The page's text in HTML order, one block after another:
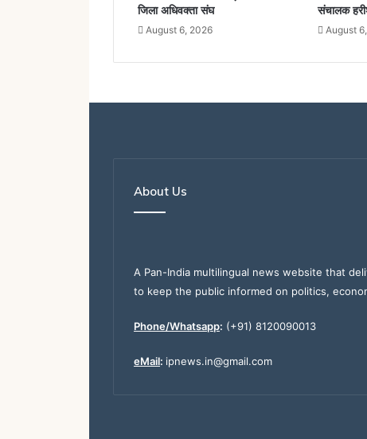
जिला अधिवक्ता संघ
August 6, 2026
संचालक
August
About Us
A Pan-India multilingual news website that
to keep the public informed on politics,
Phone/Whatsapp: (+91) 8120090013
eMail: ipnews.in@gmail.com